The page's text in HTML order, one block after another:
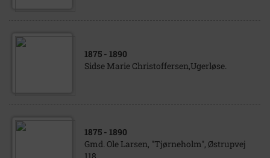
1875 - 1890
Sidse Marie Christoffersen,Ugerløse.
1875 - 1890
Gmd. Ole Larsen, "Tjørneholm", Østrupvej